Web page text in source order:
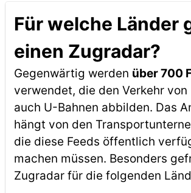
Für welche Länder
einen Zugradar?
Gegenwärtig werden über 700
verwendet, die den Verkehr von
auch U-Bahnen abbilden. Das
hängt von den
die diese Feeds öffentlich
machen müssen. Besonders
Zugradar für die folgenden